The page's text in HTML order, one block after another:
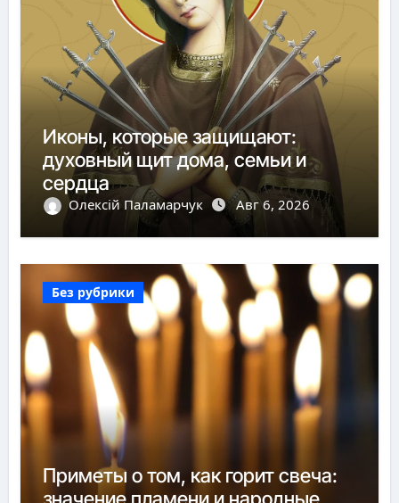
Иконы, которые защищают:
духовный щит дома, семьи и
сердца
Олексій Паламарчук Авг 6, 2026
Без рубрики
Приметы о том, как горит свеча: